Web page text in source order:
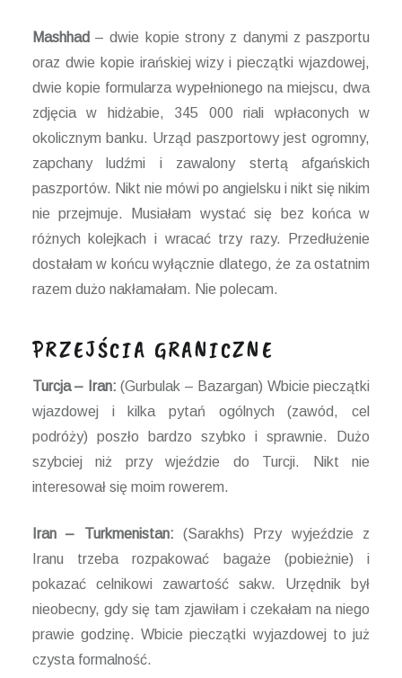
Mashhad – dwie kopie strony z danymi z paszportu
oraz dwie kopie irańskiej wizy i pieczątki wjazdowej,
dwie kopie formularza wypełnionego na miejscu, dwa
zdjęcia w hidżabie, 345 000 riali wpłaconych w
okolicznym banku. Urząd paszportowy jest ogromny,
zapchany ludźmi i zawalony stertą afgańskich
paszportów. Nikt nie mówi po angielsku i nikt się nikim
nie przejmuje. Musiałam wystać się bez końca w
różnych kolejkach i wracać trzy razy. Przedłużenie
dostałam w końcu wyłącznie dlatego, że za ostatnim
razem dużo nakłamałam. Nie polecam.
PRZEJŚCIA GRANICZNE
Turcja – Iran: (Gurbulak – Bazargan) Wbicie pieczątki
wjazdowej i kilka pytań ogólnych (zawód, cel
podróży) poszło bardzo szybko i sprawnie. Dużo
szybciej niż przy wjeździe do Turcji. Nikt nie
interesował się moim rowerem.
Iran – Turkmenistan: (Sarakhs) Przy wyjeździe z
Iranu trzeba rozpakować bagaże (pobieżnie) i
pokazać celnikowi zawartość sakw. Urzędnik był
nieobecny, gdy się tam zjawiłam i czekałam na niego
prawie godzinę. Wbicie pieczątki wyjazdowej to już
czysta formalność.